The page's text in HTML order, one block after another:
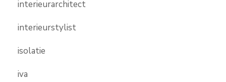
interieurarchitect
interieurstylist
isolatie
iva